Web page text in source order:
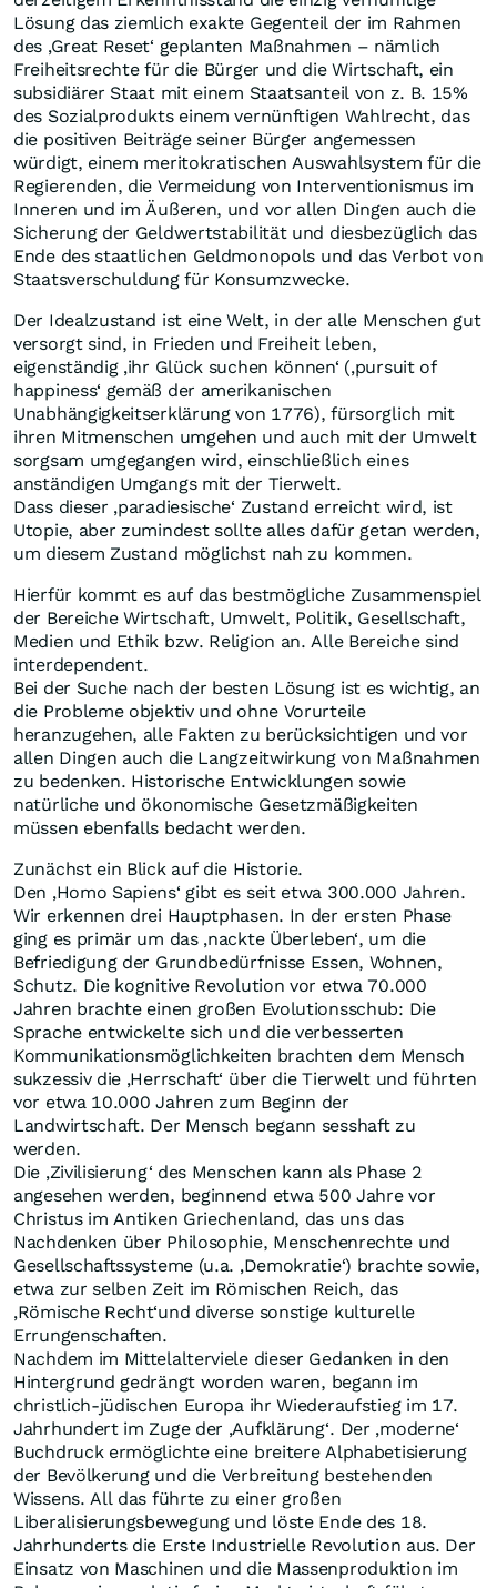
Lösung das ziemlich exakte Gegenteil der im Rahmen
des ‚Great Reset‘ geplanten Maßnahmen – nämlich
Freiheitsrechte für die Bürger und die Wirtschaft, ein
subsidiärer Staat mit einem Staatsanteil von z. B. 15%
des Sozialprodukts einem vernünftigen Wahlrecht, das
die positiven Beiträge seiner Bürger angemessen
würdigt, einem meritokratischen Auswahlsystem für die
Regierenden, die Vermeidung von Interventionismus im
Inneren und im Äußeren, und vor allen Dingen auch die
Sicherung der Geldwertstabilität und diesbezüglich das
Ende des staatlichen Geldmonopols und das Verbot von
Staatsverschuldung für Konsumzwecke.
Der Idealzustand ist eine Welt, in der alle Menschen gut
versorgt sind, in Frieden und Freiheit leben,
eigenständig ‚ihr Glück suchen können‘ (‚pursuit of
happiness‘ gemäß der amerikanischen
Unabhängigkeitserklärung von 1776), fürsorglich mit
ihren Mitmenschen umgehen und auch mit der Umwelt
sorgsam umgegangen wird, einschließlich eines
anständigen Umgangs mit der Tierwelt.
Dass dieser ‚paradiesische‘ Zustand erreicht wird, ist
Utopie, aber zumindest sollte alles dafür getan werden,
um diesem Zustand möglichst nah zu kommen.
Hierfür kommt es auf das bestmögliche Zusammenspiel
der Bereiche Wirtschaft, Umwelt, Politik, Gesellschaft,
Medien und Ethik bzw. Religion an. Alle Bereiche sind
interdependent.
Bei der Suche nach der besten Lösung ist es wichtig, an
die Probleme objektiv und ohne Vorurteile
heranzugehen, alle Fakten zu berücksichtigen und vor
allen Dingen auch die Langzeitwirkung von Maßnahmen
zu bedenken. Historische Entwicklungen sowie
natürliche und ökonomische Gesetzmäßigkeiten
müssen ebenfalls bedacht werden.
Zunächst ein Blick auf die Historie.
Den ‚Homo Sapiens‘ gibt es seit etwa 300.000 Jahren.
Wir erkennen drei Hauptphasen. In der ersten Phase
ging es primär um das ‚nackte Überleben‘, um die
Befriedigung der Grundbedürfnisse Essen, Wohnen,
Schutz. Die kognitive Revolution vor etwa 70.000
Jahren brachte einen großen Evolutionsschub: Die
Sprache entwickelte sich und die verbesserten
Kommunikationsmöglichkeiten brachten dem Mensch
sukzessiv die ‚Herrschaft‘ über die Tierwelt und führten
vor etwa 10.000 Jahren zum Beginn der
Landwirtschaft. Der Mensch begann sesshaft zu
werden.
Die ‚Zivilisierung‘ des Menschen kann als Phase 2
angesehen werden, beginnend etwa 500 Jahre vor
Christus im Antiken Griechenland, das uns das
Nachdenken über Philosophie, Menschenrechte und
Gesellschaftssysteme (u.a. ‚Demokratie‘) brachte sowie,
etwa zur selben Zeit im Römischen Reich, das
‚Römische Recht‘und diverse sonstige kulturelle
Errungenschaften.
Nachdem im Mittelalterviele dieser Gedanken in den
Hintergrund gedrängt worden waren, begann im
christlich-jüdischen Europa ihr Wiederaufstieg im 17.
Jahrhundert im Zuge der ‚Aufklärung‘. Der ‚moderne‘
Buchdruck ermöglichte eine breitere Alphabetisierung
der Bevölkerung und die Verbreitung bestehenden
Wissens. All das führte zu einer großen
Liberalisierungsbewegung und löste Ende des 18.
Jahrhunderts die Erste Industrielle Revolution aus. Der
Einsatz von Maschinen und die Massenproduktion im